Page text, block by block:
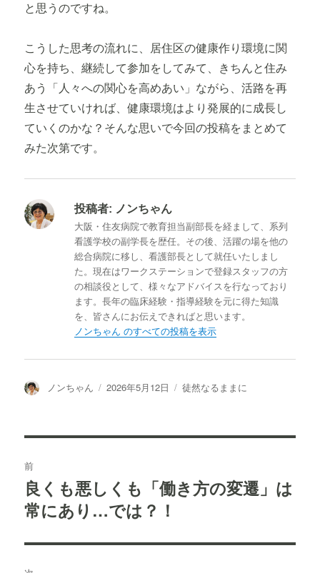
と思うのですね。
こうした思考の流れに、居住区の健康作り環境に関
心を持ち、継続して参加をしてみて、きちんと住み
あう「人々への関心を高めあい」ながら、活路を再
生させていければ、健康環境はより発展的に成長し
ていくのかな？そんな思いで今回の投稿をまとめて
みた次第です。
投稿者: ノンちゃん
大阪・住友病院で教育担当副部長を経まして、系列
看護学校の副学長を歴任。その後、活躍の場を他の
総合病院に移し、看護部長として就任いたしまし
た。現在はワークステーションで登録スタッフの方
の相談役として、様々なアドバイスを行なっており
ます。長年の臨床経験・指導経験を元に得た知識
を、皆さんにお伝えできればと思います。
ノンちゃん のすべての投稿を表示
投
ノンちゃん
投
2026年5月12日
カ
徒然なるままに
稿
ナ
ビ
前
過
去
投
稿:
良くも悪しくも「働き方の変遷」は
常にあり…では？！